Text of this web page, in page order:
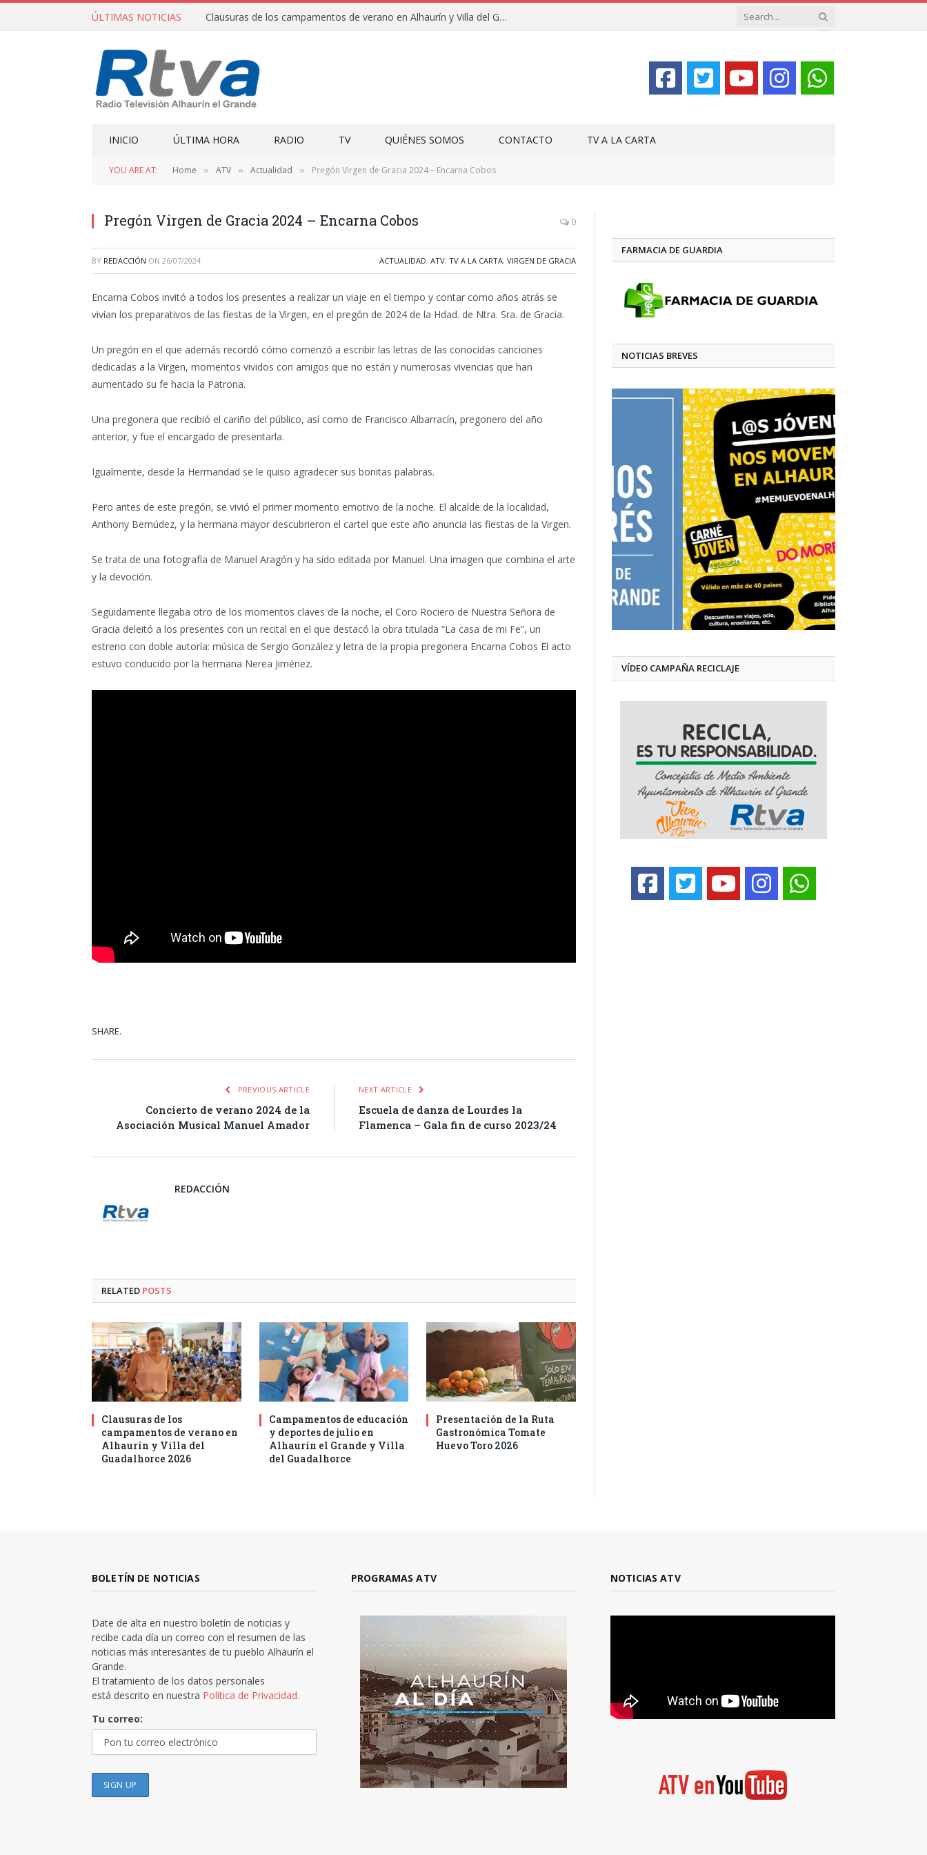
ÚLTIMAS NOTICIAS Clausuras de los campamentos de verano en Alhaurín y Villa del Guadalhorce 2026
INICIO ÚLTIMA HORA RADIO TV QUIÉNES SOMOS CONTACTO TV A LA CARTA
YOU ARE AT: Home » ATV » Actualidad » Pregón Virgen de Gracia 2024 – Encarna Cobos
Pregón Virgen de Gracia 2024 – Encarna Cobos 0
BY REDACCIÓN ON 26/07/2024 ACTUALIDAD, ATV, TV A LA CARTA, VIRGEN DE GRACIA
Encarna Cobos invitó a todos los presentes a realizar un viaje en el tiempo y contar como años atrás se
vivían los preparativos de las fiestas de la Virgen, en el pregón de 2024 de la Hdad. de Ntra. Sra. de Gracia.
Un pregón en el que además recordó cómo comenzó a escribir las letras de las conocidas canciones
dedicadas a la Virgen, momentos vividos con amigos que no están y numerosas vivencias que han
aumentado su fe hacia la Patrona.
Una pregonera que recibió el cariño del público, así como de Francisco Albarracín, pregonero del año
anterior, y fue el encargado de presentarla.
Igualmente, desde la Hermandad se le quiso agradecer sus bonitas palabras.
Pero antes de este pregón, se vivió el primer momento emotivo de la noche. El alcalde de la localidad,
Anthony Bemúdez, y la hermana mayor descubrieron el cartel que este año anuncia las fiestas de la Virgen.
Se trata de una fotografía de Manuel Aragón y ha sido editada por Manuel. Una imagen que combina el arte
y la devoción.
Seguidamente llegaba otro de los momentos claves de la noche, el Coro Rociero de Nuestra Señora de
Gracia deleitó a los presentes con un recital en el que destacó la obra titulada “La casa de mi Fe”, un
estreno con doble autoría: música de Sergio González y letra de la propia pregonera Encarna Cobos El acto
estuvo conducido por la hermana Nerea Jiménez.
SHARE.
PREVIOUS ARTICLE
Concierto de verano 2024 de la
Asociación Musical Manuel Amador
NEXT ARTICLE
Escuela de danza de Lourdes la
Flamenca – Gala fin de curso 2023/24
REDACCIÓN
RELATED POSTS
Clausuras de los
campamentos de verano en
Alhaurín y Villa del
Guadalhorce 2026
Campamentos de educación
y deportes de julio en
Alhaurín el Grande y Villa
del Guadalhorce
Presentación de la Ruta
Gastronómica Tomate
Huevo Toro 2026
FARMACIA DE GUARDIA
NOTICIAS BREVES
VÍDEO CAMPAÑA RECICLAJE
BOLETÍN DE NOTICIAS
Date de alta en nuestro boletín de noticias y
recibe cada día un correo con el resumen de las
noticias más interesantes de tu pueblo Alhaurín el
Grande.
El tratamiento de los datos personales
está descrito en nuestra Política de Privacidad.
Tu correo:
PROGRAMAS ATV NOTICIAS ATV